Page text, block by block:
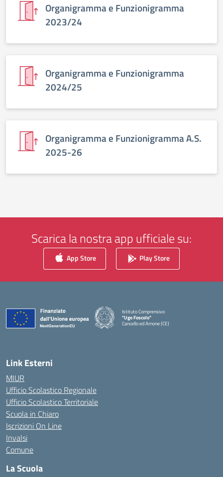
Organigramma e Funzionigramma
2023/24
Organigramma e Funzionigramma
2024/25
Organigramma e Funzionigramma A.S.
2025-26
Scarica la nostra app ufficiale su:
App Store Play Store
Istituto Comprensivo
"Ugo Foscolo"
Cancello ed Arnone (CE)
Link Esterni
MIUR
Ufficio Scolastico Regionale
Ufficio Scolastico Territoriale
Scuola in Chiaro
Iscrizioni On Line
Invalsi
Comune
La Scuola